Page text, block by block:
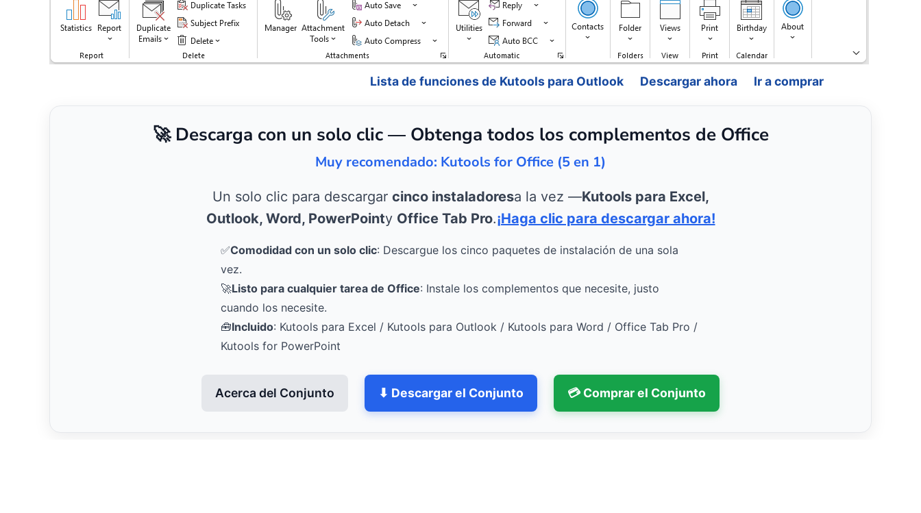
Lista de funciones de Kutools para Outlook Descargar ahora Ir a comprar
🚀 Descarga con un solo clic — Obtenga todos los complementos de Office
Muy recomendado: Kutools for Office (5 en 1)
Un solo clic para descargar cinco instaladoresa la vez —Kutools para Excel,
Outlook, Word, PowerPointy Office Tab Pro.¡Haga clic para descargar ahora!
✅Comodidad con un solo clic: Descargue los cinco paquetes de instalación de una sola
vez.
🚀Listo para cualquier tarea de Office: Instale los complementos que necesite, justo
cuando los necesite.
🧰Incluido: Kutools para Excel / Kutools para Outlook / Kutools para Word / Office Tab Pro /
Kutools for PowerPoint
Acerca del Conjunto ⬇ Descargar el Conjunto 💳 Comprar el Conjunto